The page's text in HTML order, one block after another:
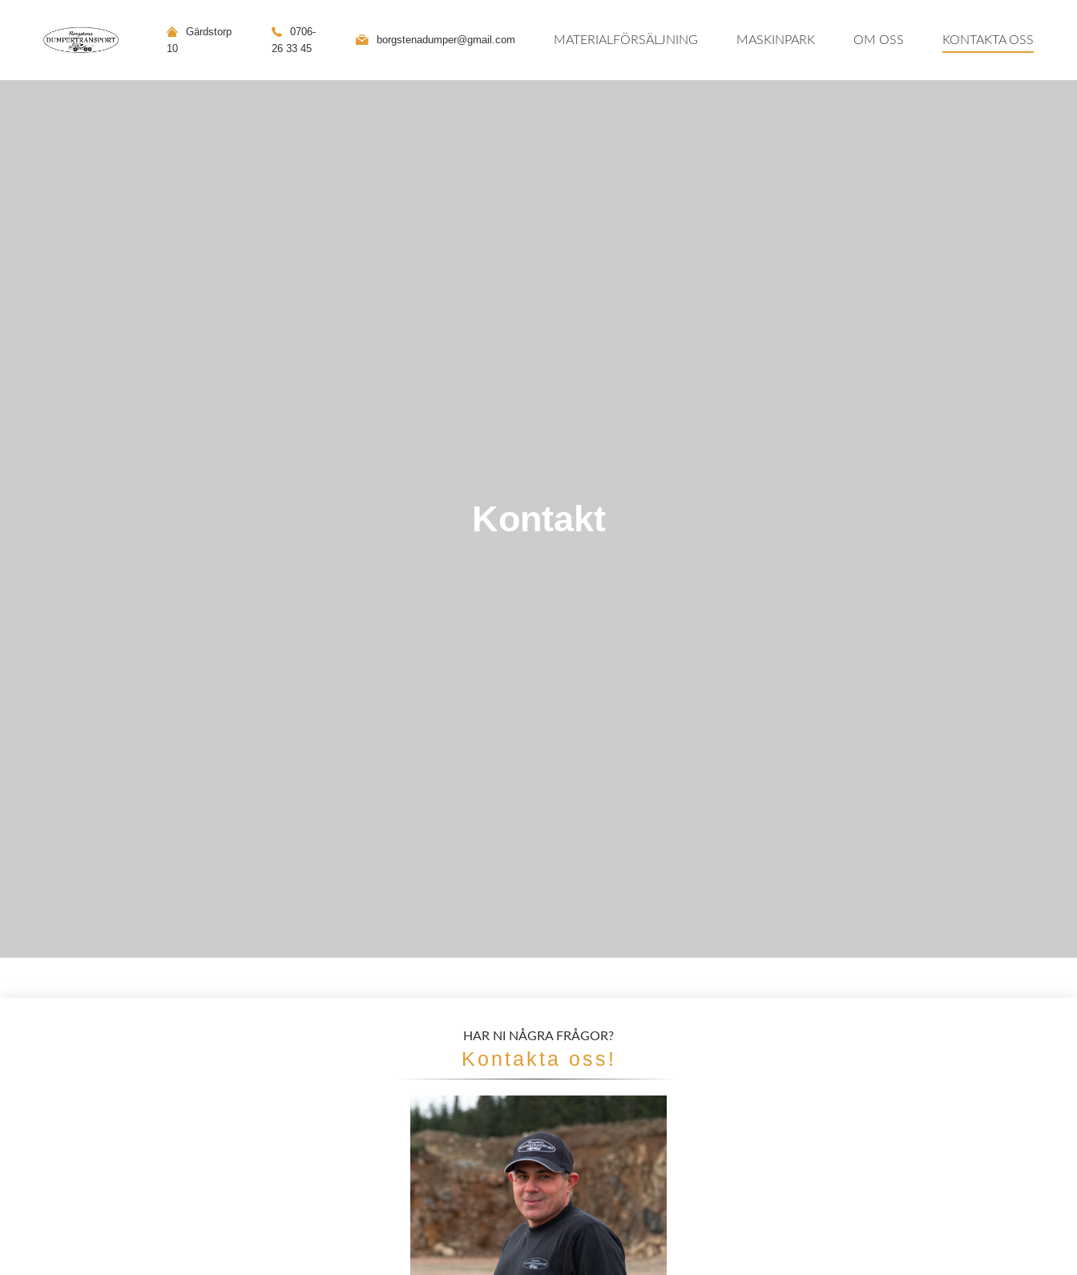
Gärdstorp
10
0706-
26 33 45
borgstenadumper@gmail.com MATERIALFÖRSÄLJNING MASKINPARK OM OSS KONTAKTA OSS
Kontakt
HAR NI NÅGRA FRÅGOR?
Kontakta oss!